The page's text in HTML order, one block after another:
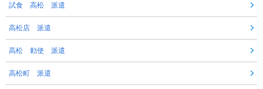
試食 高松 派遣
高松店 派遣
高松 勅使 派遣
高松町 派遣